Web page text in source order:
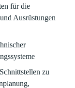
für die
Ausrüstungen
zu